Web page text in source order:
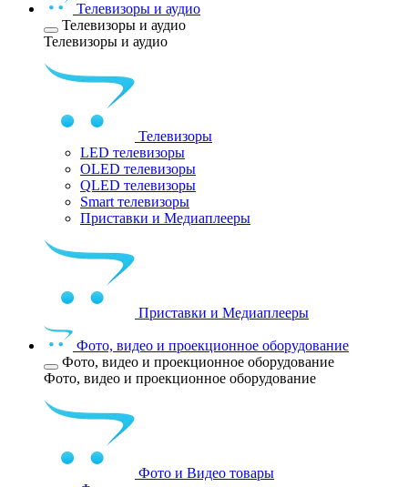
Телевизоры и аудио
Телевизоры и аудио
Телевизоры и аудио
Телевизоры
LED телевизоры
OLED телевизоры
QLED телевизоры
Smart телевизоры
Приставки и Медиаплееры
Приставки и Медиаплееры
Фото, видео и проекционное оборудование
Фото, видео и проекционное оборудование
Фото, видео и проекционное оборудование
Фото и Видео товары